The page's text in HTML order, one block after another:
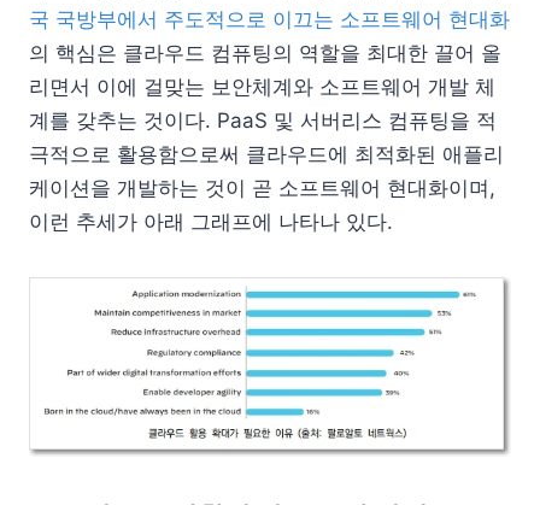
국 국방부에서 주도적으로 이끄는 소프트웨어 현대화
의 핵심은 클라우드 컴퓨팅의 역할을 최대한 끌어 올
리면서 이에 걸맞는 보안체계와 소프트웨어 개발 체
계를 갖추는 것이다. PaaS 및 서버리스 컴퓨팅을 적
극적으로 활용함으로써 클라우드에 최적화된 애플리
케이션을 개발하는 것이 곧 소프트웨어 현대화이며,
이런 추세가 아래 그래프에 나타나 있다.